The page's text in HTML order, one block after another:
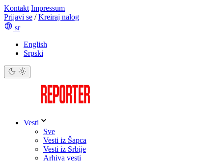
Kontakt Impressum
Prijavi se / Kreiraj nalog
sr
English
Srpski
Vesti
Sve
Vesti iz Šapca
Vesti iz Srbije
Arhiva vesti